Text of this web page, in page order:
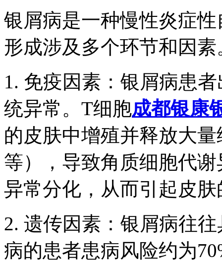
银屑病是一种慢性炎症
形成涉及多个环节和因素
1. 免疫因素：银屑病患
统异常。T细胞成都银康
的皮肤中增殖并释放大
等），导致角质细胞代
异常分化，从而引起皮
2. 遗传因素：银屑病往
病的患者患病风险约为